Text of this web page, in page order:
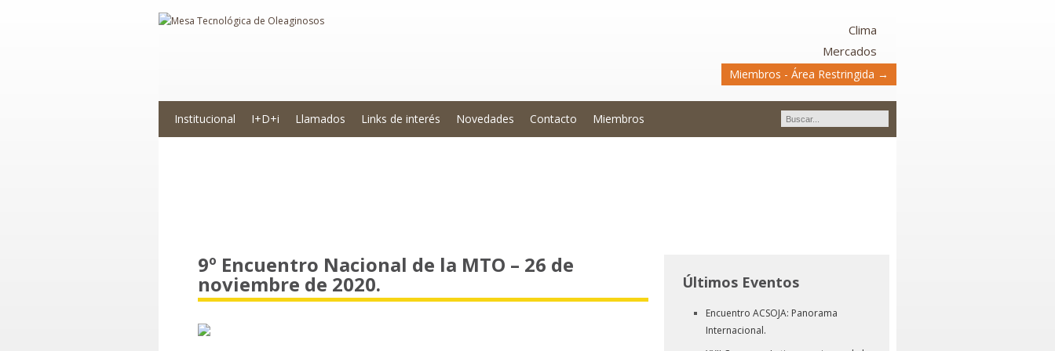
Clima
Mercados
Miembros - Área Restringida →
Institucional I+D+i Llamados Links de interés Novedades Contacto Miembros
9º Encuentro Nacional de la MTO – 26 de
noviembre de 2020. Últimos Eventos
Encuentro ACSOJA: Panorama
Internacional.